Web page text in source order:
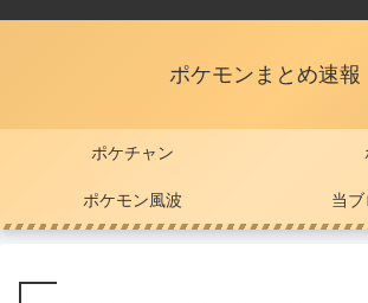
ポケモンまとめ速報
ポケチャン
ポケモン風波 当